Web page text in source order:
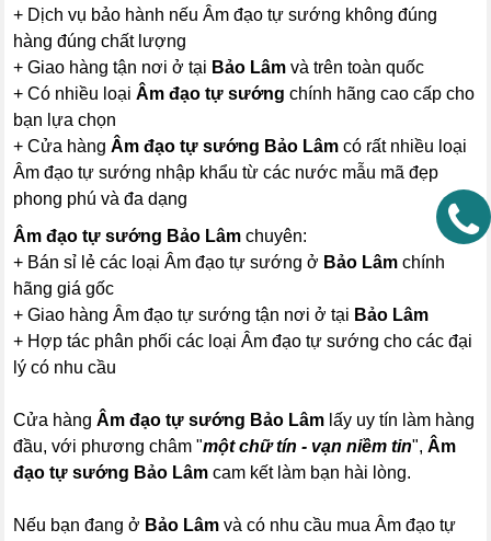
+ Dịch vụ bảo hành nếu Âm đạo tự sướng không đúng
hàng đúng chất lượng
+ Giao hàng tận nơi ở tại Bảo Lâm và trên toàn quốc
+ Có nhiều loạiÂm đạo tự sướng chính hãng cao cấp cho
bạn lựa chọn
+ Cửa hàngÂm đạo tự sướng Bảo Lâm có rất nhiều loại
Âm đạo tự sướng nhập khẩu từ các nước mẫu mã đẹp
phong phú và đa dạng
Âm đạo tự sướng Bảo Lâmchuyên:
+ Bán sỉ lẻ các loại Âm đạo tự sướng ở Bảo Lâm chính
hãng giá gốc
+ Giao hàng Âm đạo tự sướng tận nơi ở tại Bảo Lâm
+ Hợp tác phân phối các loại Âm đạo tự sướng cho các đại
lý có nhu cầu
Cửa hàngÂm đạo tự sướng Bảo Lâm lấy uy tín làm hàng
đầu, với phương châm "một chữ tín - vạn niềm tin",Âm
đạo tự sướng Bảo Lâm cam kết làm bạn hài lòng.
Nếu bạn đang ở Bảo Lâm và có nhu cầu mua Âm đạo tự